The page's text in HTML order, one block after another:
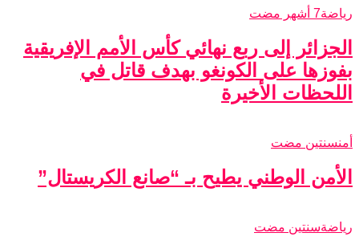
رياضة7 أشهر مضت
الجزائر إلى ربع نهائي كأس الأمم الإفريقية
بفوزها على الكونغو بهدف قاتل في
اللحظات الأخيرة
أمنسنتين مضت
الأمن الوطني يطيح بـ “صانع الكريستال”
رياضةسنتين مضت